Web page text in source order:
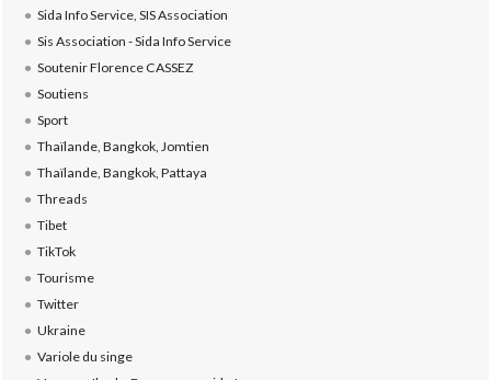
Sida Info Service, SIS Association
Sis Association - Sida Info Service
Soutenir Florence CASSEZ
Soutiens
Sport
Thaïlande, Bangkok, Jomtien
Thaïlande, Bangkok, Pattaya
Threads
Tibet
TikTok
Tourisme
Twitter
Ukraine
Variole du singe